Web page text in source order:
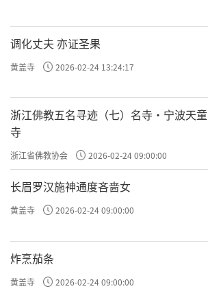
调化丈夫 亦证圣果
黄盖寺 2026-02-24 13:24:17
浙江佛教五名寻迹（七）名寺·宁波天童
寺
浙江省佛教协会 2026-02-24 09:00:00
长眉罗汉施神通度吝啬女
黄盖寺 2026-02-24 09:00:00
炸烹茄条
黄盖寺 2026-02-24 09:00:00